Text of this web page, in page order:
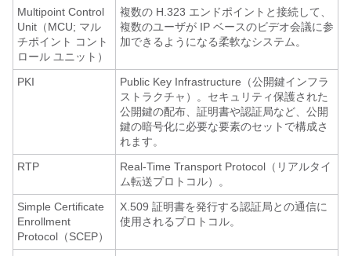
Multipoint Control
Unit（MCU; マル
チポイント コント
ロール ユニット）
複数の H.323 エンドポイントと接続して、
複数のユーザが IP ベースのビデオ会議に参
加できるようになる柔軟なシステム。
PKI
Public Key Infrastructure（公開鍵インフラ
ストラクチャ）。セキュリティ保護された
公開鍵の配布、証明書や認証局など、公開
鍵の暗号化に必要な要素のセットで構成さ
れます。
RTP
Real-Time Transport Protocol（リアルタイ
ム転送プロトコル）。
Simple Certificate
Enrollment
Protocol（SCEP）
X.509 証明書を発行する認証局との通信に
使用されるプロトコル。